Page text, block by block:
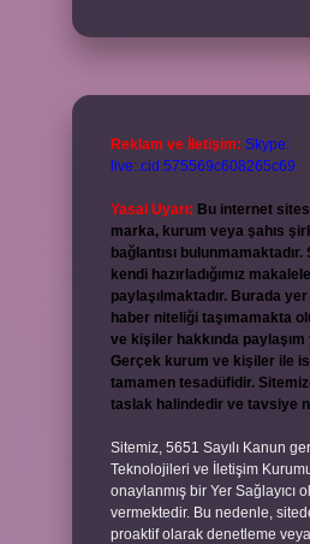
Reklam ve İletişim: Skype:
live:.cid.575569c608265c69
Yasal Uyarı: Bu internet
marka, kurum veya şahıs
bağlantısı bulunmamaktadır.
kendi hazırladığımız
paylaşılmaktadır. Burada
haber niteliği taşımamakta
ve kişiler hakkında paylaşım
Gerçek kurum ve kişiler ile
tamamen tesadüfidir.
taslak halindedir ve tavsiye
Sitemiz, 5651 Sayılı Kanun
Teknolojileri ve İletişim
onaylanmış bir Yer Sağlayıcı
vermektedir. Bu nedenle,
proaktif olarak denetleme